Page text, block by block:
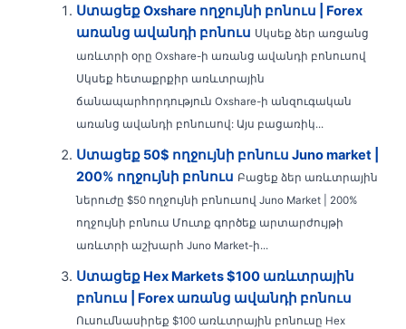
Ստացեք Oxshare ողջույնի բոնուս | Forex
առանց ավանդի բոնուս Սկսեք ձեր առցանց
առևտրի օրը Oxshare-ի առանց ավանդի բոնուսով
Սկսեք հետաքրքիր առևտրային
ճանապարհորդություն Oxshare-ի անզուգական
առանց ավանդի բոնուսով: Այս բացառիկ...
Ստացեք 50$ ողջույնի բոնուս Juno market |
200% ողջույնի բոնուս Բացեք ձեր առևտրային
ներուժը $50 ողջույնի բոնուսով Juno Market | 200%
ողջույնի բոնուս Մուտք գործեք արտարժույթի
առևտրի աշխարհ Juno Market-ի...
Ստացեք Hex Markets $100 առևտրային
բոնուս | Forex առանց ավանդի բոնուս
Ուսումնասիրեք $100 առևտրային բոնուսը Hex